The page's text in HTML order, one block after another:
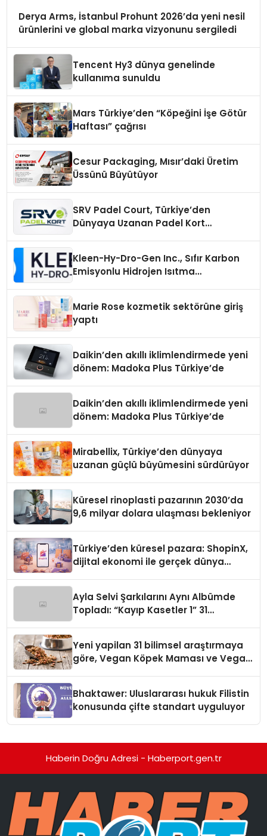
Derya Arms, İstanbul Prohunt 2026’da yeni nesil
ürünlerini ve global marka vizyonunu sergiledi
Tencent Hy3 dünya genelinde
kullanıma sunuldu
Mars Türkiye’den “Köpeğini İşe Götür
Haftası” çağrısı
Cesur Packaging, Mısır’daki Üretim
Üssünü Büyütüyor
SRV Padel Court, Türkiye’den
Dünyaya Uzanan Padel Kort
Kleen-Hy-Dro-Gen Inc., Sıfır Karbon
Emisyonlu Hidrojen Isıtma
Marie Rose kozmetik sektörüne giriş
yaptı
Daikin’den akıllı iklimlendirmede yeni
dönem: Madoka Plus Türkiye’de
Daikin’den akıllı iklimlendirmede yeni
dönem: Madoka Plus Türkiye’de
Mirabellix, Türkiye’den dünyaya
uzanan güçlü büyümesini sürdürüyor
Küresel rinoplasti pazarının 2030’da
9,6 milyar dolara ulaşması bekleniyor
Türkiye’den küresel pazara: ShopinX,
dijital ekonomi ile gerçek dünya
Ayla Selvi Şarkılarını Aynı Albümde
Topladı: “Kayıp Kasetler 1” 31
Yeni yapilan 31 bilimsel araştırmaya
göre, Vegan Köpek Maması ve Vegan
Bhaktawer: Uluslararası hukuk Filistin
konusunda çifte standart uyguluyor
Haberin Doğru Adresi - Haberport.gen.tr